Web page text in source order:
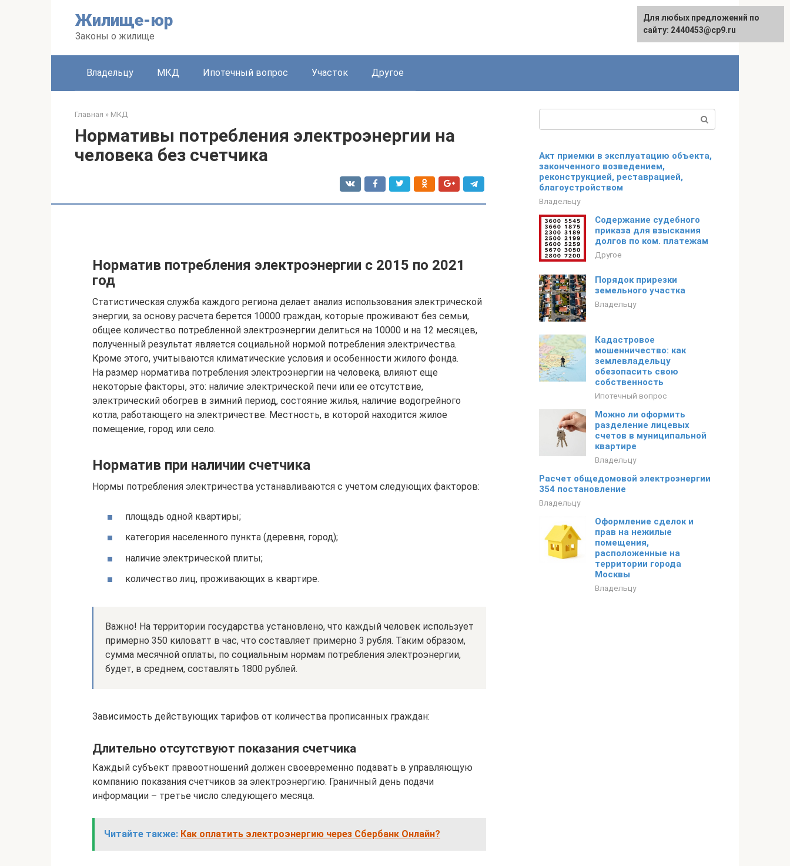
Жилище-юр
Законы о жилище
Владельцу МКД Ипотечный вопрос Участок Другое
Главная » МКД
Нормативы потребления электроэнергии на
человека без счетчика
Норматив потребления электроэнергии с 2015 по 2021
год
Статистическая служба каждого региона делает анализ использования электрической
энергии, за основу расчета берется 10000 граждан, которые проживают без семьи,
общее количество потребленной электроэнергии делиться на 10000 и на 12 месяцев,
полученный результат является социальной нормой потребления электричества.
Кроме этого, учитываются климатические условия и особенности жилого фонда.
На размер норматива потребления электроэнергии на человека, влияют еще
некоторые факторы, это: наличие электрической печи или ее отсутствие,
электрический обогрев в зимний период, состояние жилья, наличие водогрейного
котла, работающего на электричестве. Местность, в которой находится жилое
помещение, город или село.
Норматив при наличии счетчика
Нормы потребления электричества устанавливаются с учетом следующих факторов:
площадь одной квартиры;
категория населенного пункта (деревня, город);
наличие электрической плиты;
количество лиц, проживающих в квартире.
Важно! На территории государства установлено, что каждый человек использует
примерно 350 киловатт в час, что составляет примерно 3 рубля. Таким образом,
сумма месячной оплаты, по социальным нормам потребления электроэнергии,
будет, в среднем, составлять 1800 рублей.
Зависимость действующих тарифов от количества прописанных граждан:
Длительно отсутствуют показания счетчика
Каждый субъект правоотношений должен своевременно подавать в управляющую
компанию показания счетчиков за электроэнергию. Граничный день подачи
информации – третье число следующего месяца.
Читайте также: Как оплатить электроэнергию через Сбербанк Онлайн?
Акт приемки в эксплуатацию объекта,
законченного возведением,
реконструкцией, реставрацией,
благоустройством
Владельцу
Содержание судебного
приказа для взыскания
долгов по ком. платежам
Другое
Порядок прирезки
земельного участка
Владельцу
Кадастровое
мошенничество: как
землевладельцу
обезопасить свою
собственность
Ипотечный вопрос
Можно ли оформить
разделение лицевых
счетов в муниципальной
квартире
Владельцу
Расчет общедомовой электроэнергии
354 постановление
Владельцу
Оформление сделок и
прав на нежилые
помещения,
расположенные на
территории города
Москвы
Владельцу
Для любых предложений по
сайту: 2440453@cp9.ru